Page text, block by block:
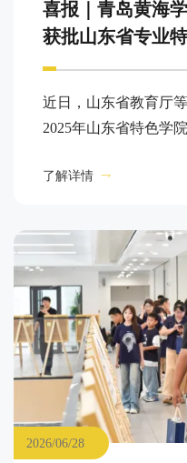
喜报｜青岛黄海
获批山东省专业
近日，山东省教育厅
2025年山东省特色学
报、专家评审、社会
学院。
了解详情
2026/06/28